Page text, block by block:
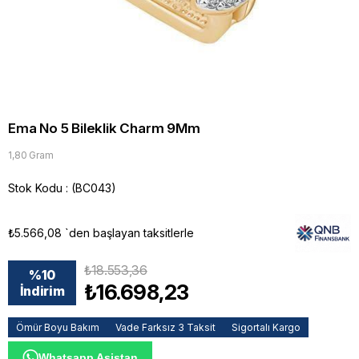
Ema No 5 Bileklik Charm 9Mm
1,80 Gram
Stok Kodu (BC043)
₺5.566,08 `den başlayan taksitlerle
%10
İndirim
₺18.553,36
₺16.698,23
Ömür Boyu Bakım Vade Farksız 3 Taksit Sigortalı Kargo